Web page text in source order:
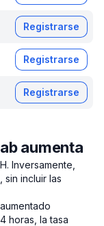
Registrarse
Registrarse
Registrarse
aumenta
Inversamente,
sin incluir las
horas, la tasa